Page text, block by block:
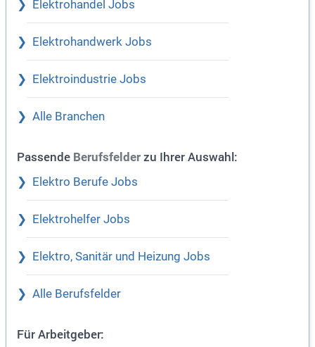
Elektrohandel Jobs
Elektrohandwerk Jobs
Elektroindustrie Jobs
Alle Branchen
Passende Berufsfelder zu Ihrer Auswahl:
Elektro Berufe Jobs
Elektrohelfer Jobs
Elektro, Sanitär und Heizung Jobs
Alle Berufsfelder
Für Arbeitgeber: